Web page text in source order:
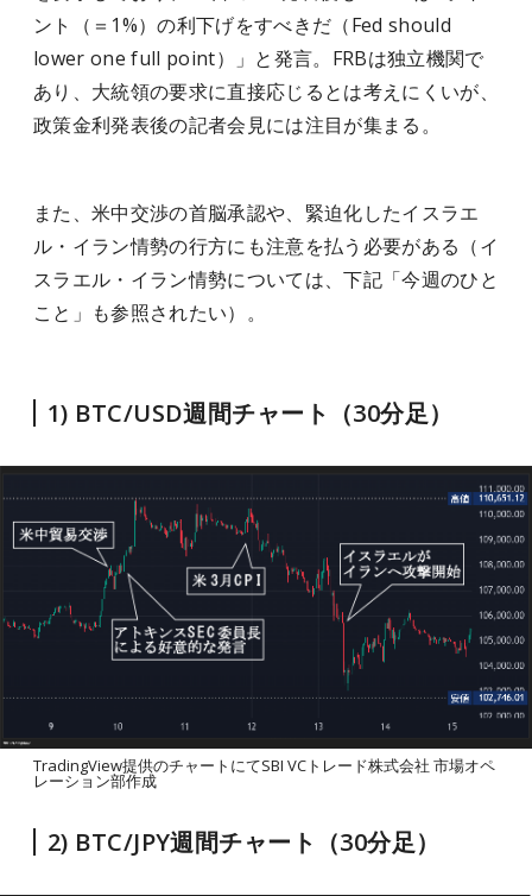
ント（＝1%）の利下げをすべきだ（Fed should
lower one full point）」と発言。FRBは独立機関で
あり、大統領の要求に直接応じるとは考えにくいが、
政策金利発表後の記者会見には注目が集まる。
また、米中交渉の首脳承認や、緊迫化したイスラエ
ル・イラン情勢の行方にも注意を払う必要がある（イ
スラエル・イラン情勢については、下記「今週のひと
こと」も参照されたい）。
1) BTC/USD週間チャート（30分足）
TradingView提供のチャートにてSBI VCトレード株式会社 市場オペ
レーション部作成
2) BTC/JPY週間チャート（30分足）